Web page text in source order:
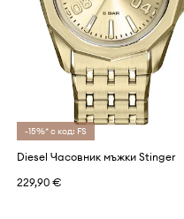
-15%* с код: FS
Diesel Часовник мъжки Stinger
229,90 €